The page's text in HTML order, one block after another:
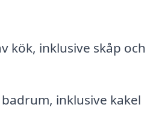
kök, inklusive skåp och
inklusive kakel